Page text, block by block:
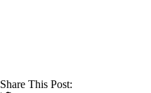
Share This Post: